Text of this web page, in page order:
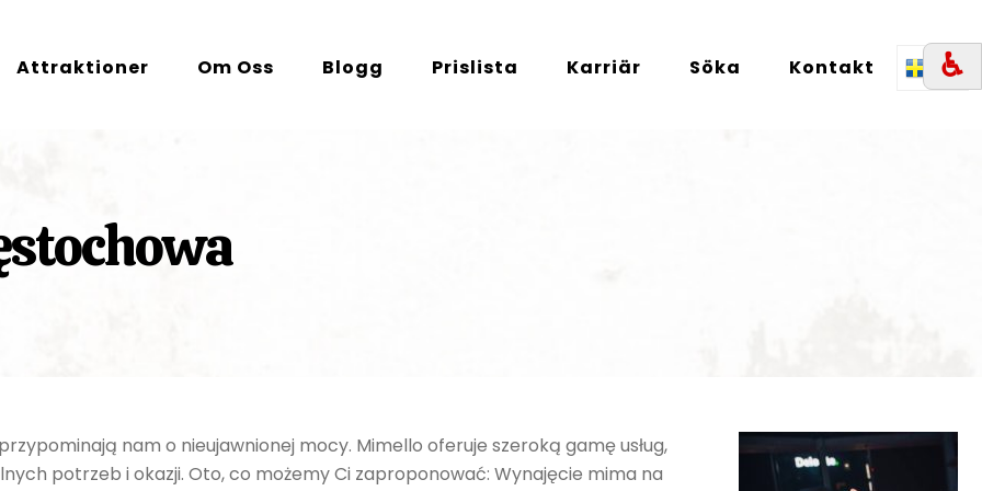
♿︎
SE
Attraktioner Om Oss Blogg Prislista Karriär Söka Kontakt
nam o nieujawnionej mocy. Mimello oferuje szeroką gamę usług,
potrzeb i okazji. Oto, co możemy Ci zaproponować: Wynajęcie mima na